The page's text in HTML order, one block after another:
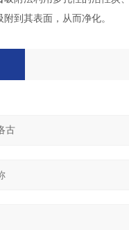
到其表面，从而净化。